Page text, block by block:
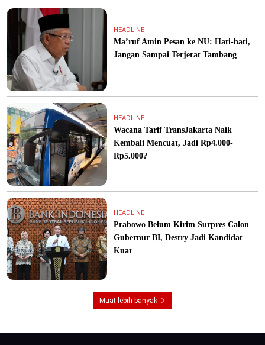
HEADLINE
Ma’ruf Amin Pesan ke NU: Hati-hati,
Jangan Sampai Terjerat Tambang
HEADLINE
Wacana Tarif TransJakarta Naik
Kembali Mencuat, Jadi Rp4.000-
Rp5.000?
HEADLINE
Prabowo Belum Kirim Surpres Calon
Gubernur BI, Destry Jadi Kandidat
Kuat
Muat lebih banyak